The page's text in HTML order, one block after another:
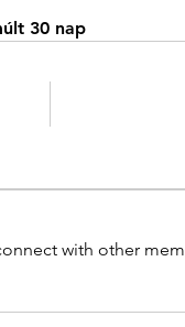
30 nap
with other